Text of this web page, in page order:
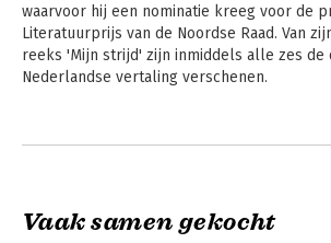
waarvoor hij een nominatie kreeg voor de
Literatuurprijs van de Noordse Raad. Van
reeks 'Mijn strijd' zijn inmiddels alle zes de
Nederlandse vertaling verschenen.
Andere boeken door Karl
Vaak samen gekocht